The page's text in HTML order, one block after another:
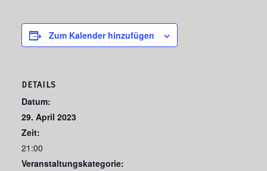
Zum Kalender hinzufügen
DETAILS
Datum:
29. April 2023
Zeit:
21:00
Veranstaltungskategorie: